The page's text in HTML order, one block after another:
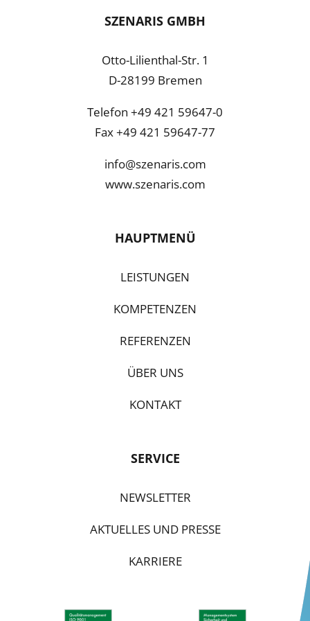
SZENARIS GMBH
Otto-Lilienthal-Str. 1
D-28199 Bremen
Telefon +49 421 59647-0
Fax +49 421 59647-77
info@szenaris.com
www.szenaris.com
HAUPTMENÜ
LEISTUNGEN
KOMPETENZEN
REFERENZEN
ÜBER UNS
KONTAKT
SERVICE
NEWSLETTER
AKTUELLES UND PRESSE
KARRIERE
Datenschutzerklärung